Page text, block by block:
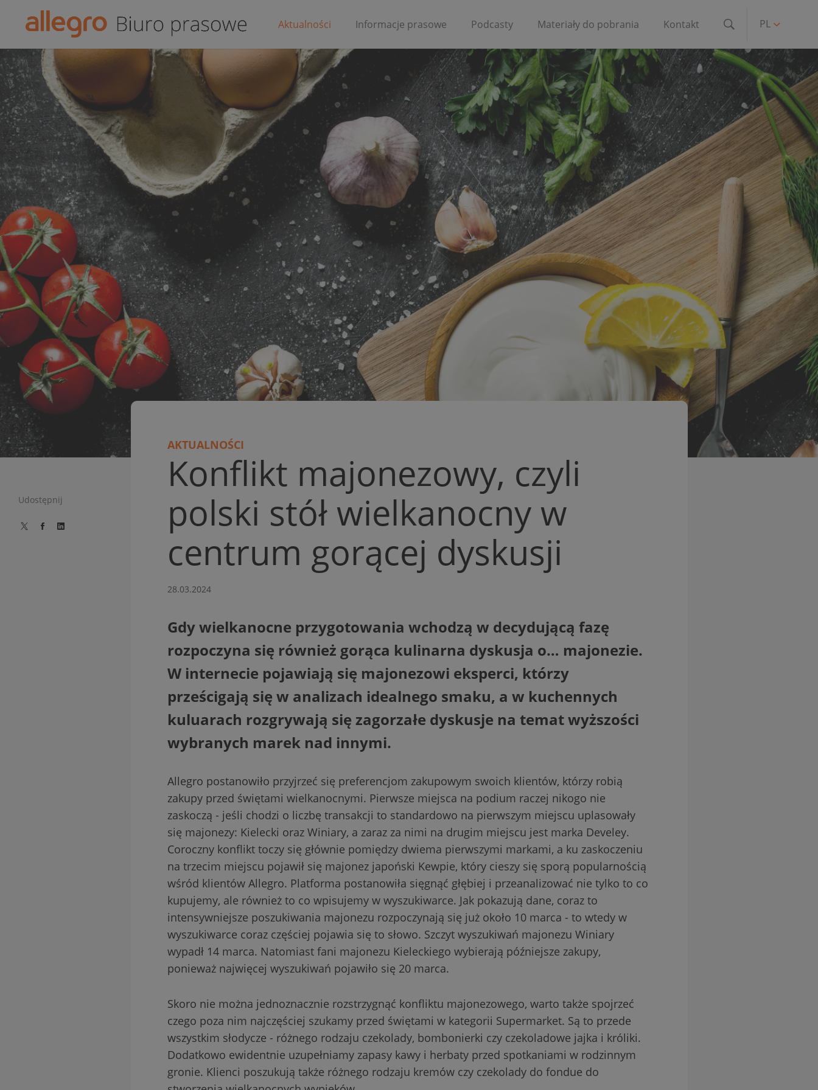
Aktualności Informacje prasowe Podcasty Materiały do pobrania Kontakt PL
Udostępnij
AKTUALNOŚCI
Konflikt majonezowy, czyli
polski stół wielkanocny w
centrum gorącej dyskusji
28.03.2024
Gdy wielkanocne przygotowania wchodzą w decydującą fazę
rozpoczyna się również gorąca kulinarna dyskusja o… majonezie.
W internecie pojawiają się majonezowi eksperci, którzy
prześcigają się w analizach idealnego smaku, a w kuchennych
kuluarach rozgrywają się zagorzałe dyskusje na temat wyższości
wybranych marek nad innymi.
Allegro postanowiło przyjrzeć się preferencjom zakupowym swoich klientów, którzy robią
zakupy przed świętami wielkanocnymi. Pierwsze miejsca na podium raczej nikogo nie
zaskoczą - jeśli chodzi o liczbę transakcji to standardowo na pierwszym miejscu uplasowały
się majonezy: Kielecki oraz Winiary, a zaraz za nimi na drugim miejscu jest marka Develey.
Coroczny konflikt toczy się głównie pomiędzy dwiema pierwszymi markami, a ku zaskoczeniu
na trzecim miejscu pojawił się majonez japoński Kewpie, który cieszy się sporą popularnością
wśród klientów Allegro. Platforma postanowiła sięgnąć głębiej i przeanalizować nie tylko to co
kupujemy, ale również to co wpisujemy w wyszukiwarce. Jak pokazują dane, coraz to
intensywniejsze poszukiwania majonezu rozpoczynają się już około 10 marca - to wtedy w
wyszukiwarce coraz częściej pojawia się to słowo. Szczyt wyszukiwań majonezu Winiary
wypadł 14 marca. Natomiast fani majonezu Kieleckiego wybierają późniejsze zakupy,
ponieważ najwięcej wyszukiwań pojawiło się 20 marca.
Skoro nie można jednoznacznie rozstrzygnąć konfliktu majonezowego, warto także spojrzeć
czego poza nim najczęściej szukamy przed świętami w kategorii Supermarket. Są to przede
wszystkim słodycze - różnego rodzaju czekolady, bombonierki czy czekoladowe jajka i króliki.
Dodatkowo ewidentnie uzupełniamy zapasy kawy i herbaty przed spotkaniami w rodzinnym
gronie. Klienci poszukują także różnego rodzaju kremów czy czekolady do fondue do